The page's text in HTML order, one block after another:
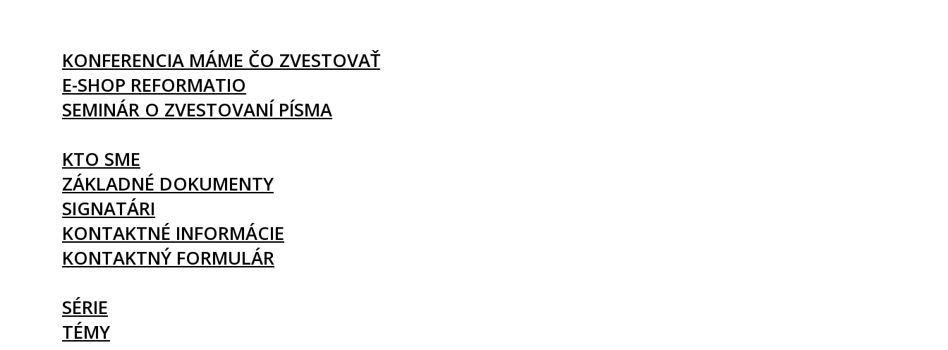
KONFERENCIA MÁME ČO ZVESTOVAŤ
E-SHOP REFORMATIO
SEMINÁR O ZVESTOVANÍ PÍSMA
KTO SME
ZÁKLADNÉ DOKUMENTY
SIGNATÁRI
KONTAKTNÉ INFORMÁCIE
KONTAKTNÝ FORMULÁR
SÉRIE
TÉMY